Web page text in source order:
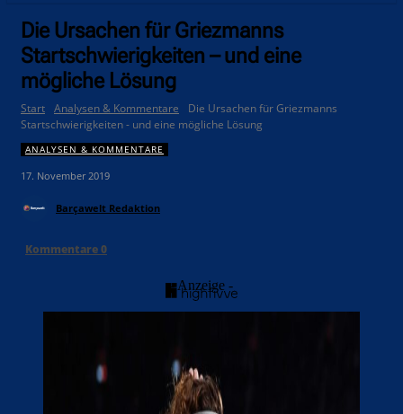
Die Ursachen für Griezmanns
Startschwierigkeiten – und eine
mögliche Lösung
Start Analysen & Kommentare
Die Ursachen für Griezmanns
Startschwierigkeiten - und eine mögliche Lösung
ANALYSEN & KOMMENTARE
17. November 2019
Barçawelt Redaktion
Kommentare0
- Anzeige -